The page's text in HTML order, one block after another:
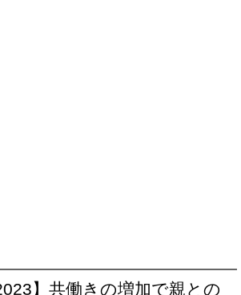
】共働きの増加で親との